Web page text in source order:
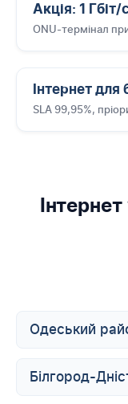
Акція: 1 Гбіт/
ONU-термінал
Інтернет для
SLA 99,95%,
Одеський
Білгород-